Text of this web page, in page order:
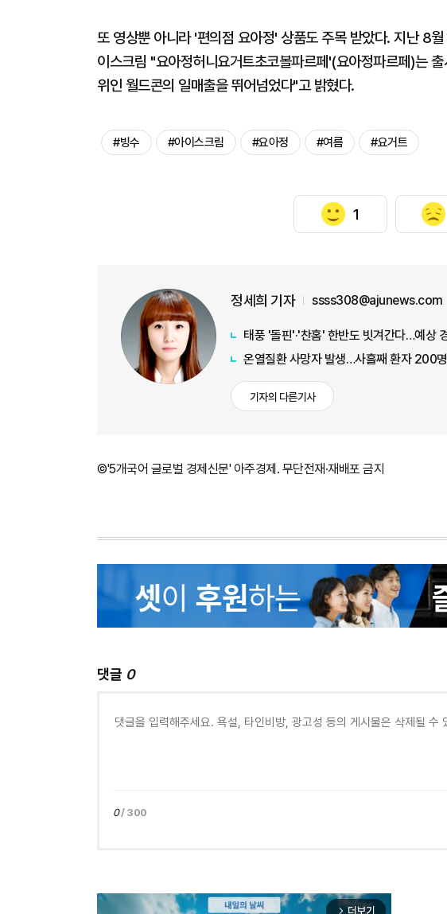
또 영상뿐 아니라 '편의점 요아정' 상품도 주목 받았다. 지난 8
이스크림 ''요아정허니요거트초코볼파르페'(요아정파르페)는
위인 월드콘의 일매출을 뛰어넘었다"고 밝혔다.
#빙수 #아이스크림 #요아정 #여름 #요거트
1
정세희 기자 ssss308@ajunews.com
태풍 '돌핀'·'찬홈' 한반도 빗겨간다…예상
온열질환 사망자 발생…사흘째 환자 200
기자의 다른기사
©'5개국어 글로벌 경제신문' 아주경제. 무단전재·재배포 금지
댓글 0
0/ 300
arrow_forward_ios 더보기